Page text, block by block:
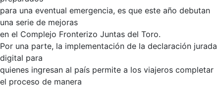
para una eventual emergencia, es que este año debutan
una serie de mejoras
en el Complejo Fronterizo Juntas del Toro.
Por una parte, la implementación de la declaración jurada
digital para
quienes ingresan al país permite a los viajeros completar
el proceso de manera